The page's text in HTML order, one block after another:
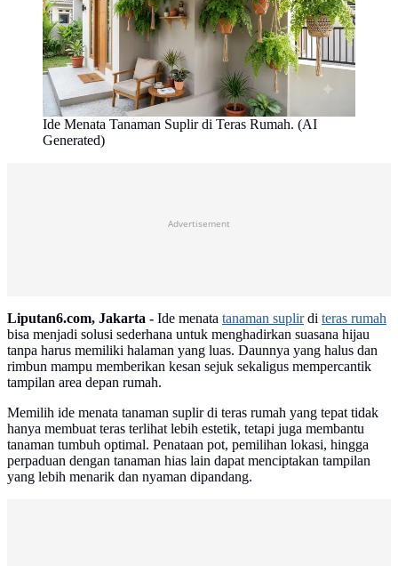
Ide Menata Tanaman Suplir di Teras Rumah. (AI
Generated)
Advertisement
Liputan6.com, Jakarta - Ide menata tanaman suplirdi teras rumah
bisa menjadi solusi sederhana untuk menghadirkan suasana hijau
tanpa harus memiliki halaman yang luas. Daunnya yang halus dan
rimbun mampu memberikan kesan sejuk sekaligus mempercantik
tampilan area depan rumah.
Memilih ide menata tanaman suplir di teras rumah yang tepat tidak
hanya membuat teras terlihat lebih estetik, tetapi juga membantu
tanaman tumbuh optimal. Penataan pot, pemilihan lokasi, hingga
perpaduan dengan tanaman hias lain dapat menciptakan tampilan
yang lebih menarik dan nyaman dipandang.